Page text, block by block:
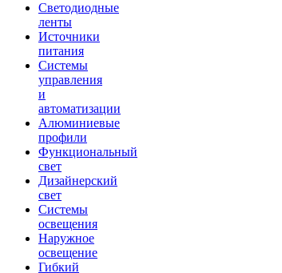
Светодиодные
ленты
Источники
питания
Системы
управления
и
автоматизации
Алюминиевые
профили
Функциональный
свет
Дизайнерский
свет
Системы
освещения
Наружное
освещение
Гибкий